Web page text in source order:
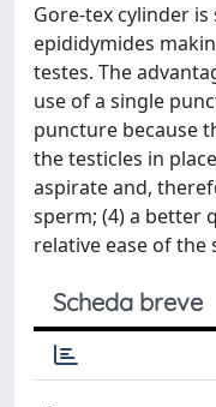
Gore-tex cylinder
epididymides
testes. The
use of a single
puncture because
the testicles in
aspirate and,
sperm; (4) a better
relative ease of
Scheda breve